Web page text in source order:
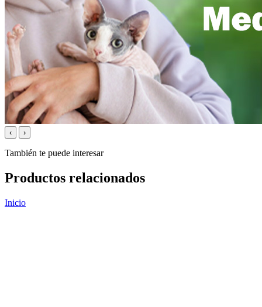
‹ ›
También te puede interesar
Productos relacionados
Inicio